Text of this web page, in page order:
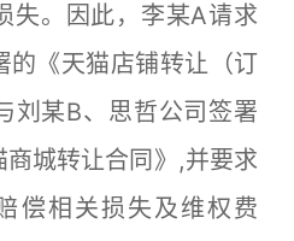
失。因此，李某A请求
的《天猫店铺转让（订
刘某B、思哲公司签署
城转让合同》,并要求
偿相关损失及维权费